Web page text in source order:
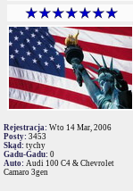
Rejestracja: Wto 14 Mar, 2006
Posty: 3453
Skąd: tychy
Gadu-Gadu: 0
Auto: Audi 100 C4 & Chevrolet
Camaro 3gen